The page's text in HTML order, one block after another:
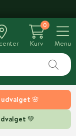
🌸
💚
0
Kurv
Menu